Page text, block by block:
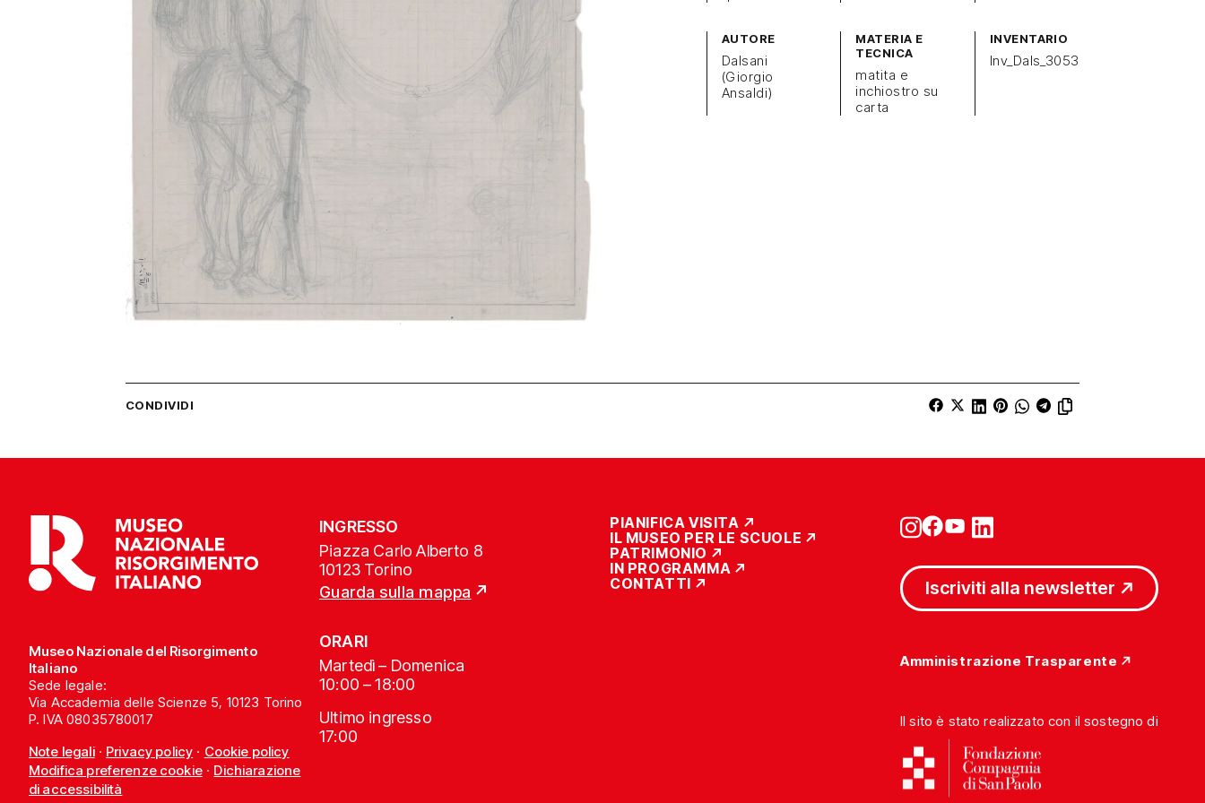
AUTORE
Dalsani
(Giorgio
Ansaldi)
MATERIA E
TECNICA
matita e
inchiostro su
carta
INVENTARIO
Inv_Dals_3053
CONDIVIDI
Museo Nazionale del Risorgimento
Italiano
Sede legale:
Via Accademia delle Scienze 5, 10123 Torino
P. IVA 08035780017
Note legali· Privacy policy · Cookie policy
Modifica preferenze cookie· Dichiarazione
di accessibilità
INGRESSO
Piazza Carlo Alberto 8
10123 Torino
Guarda sulla mappa
ORARI
Martedì – Domenica
10:00 – 18:00
Ultimo ingresso
17:00
PIANIFICA VISITA
IL MUSEO PER LE SCUOLE
PATRIMONIO
IN PROGRAMMA
CONTATTI
Iscriviti alla newsletter
Amministrazione Trasparente
Il sito è stato realizzato con il sostegno di